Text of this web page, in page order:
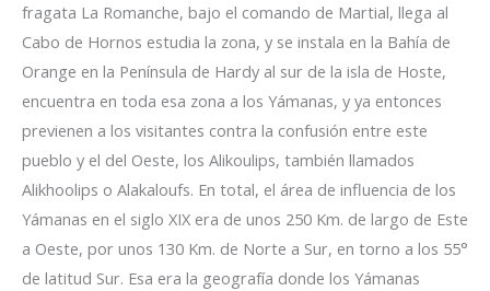
fragata La Romanche, bajo el comando de Martial, llega al
Cabo de Hornos estudia la zona, y se instala en la Bahía de
Orange en la Península de Hardy al sur de la isla de Hoste,
encuentra en toda esa zona a los Yámanas, y ya entonces
previenen a los visitantes contra la confusión entre este
pueblo y el del Oeste, los Alikoulips, también llamados
Alikhoolips o Alakaloufs. En total, el área de influencia de los
Yámanas en el siglo XIX era de unos 250 Km. de largo de Este
a Oeste, por unos 130 Km. de Norte a Sur, en torno a los 55°
de latitud Sur. Esa era la geografía donde los Yámanas